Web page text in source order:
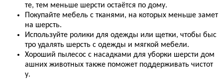
те, тем меньше шерсти остаётся по дому.
Покупайте мебель с тканями, на которых меньше замет
на шерсть.
Используйте ролики для одежды или щетки, чтобы быс
тро удалять шерсть с одежды и мягкой мебели.
Хороший пылесос с насадками для уборки шерсти дом
ашних животных также поможет поддерживать чистот
у.